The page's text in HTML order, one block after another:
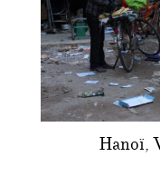
Hanoï,